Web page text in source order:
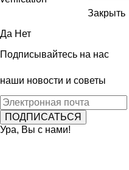
Закрыть
Да Нет
Подписывайтесь на нас
наши новости и советы
Ура, Вы с нами!